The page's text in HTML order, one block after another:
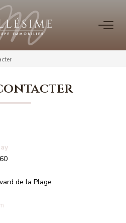
OFFRES
Vendus
Agences
de la Plage